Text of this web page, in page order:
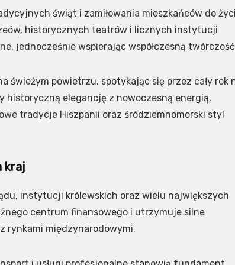
świąt i zamiłowania mieszkańców do
historycznych teatrów i licznych instytucji
jednocześnie wspierając współczesną
świeżym powietrzu, spotykając się przez cały rok
historyczną elegancję z nowoczesną energią,
tradycje Hiszpanii oraz śródziemnomorski styl
kraj
instytucji królewskich oraz wielu największych
centrum finansowego i utrzymuje silne
rynkami międzynarodowymi.